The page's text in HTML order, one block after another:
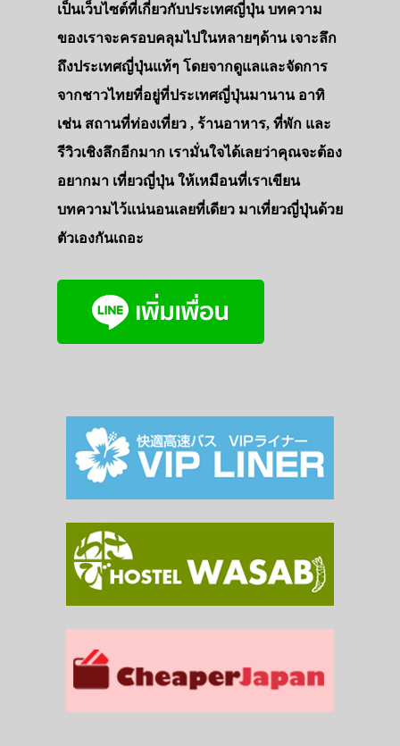
เป็นเว็บไซต์ที่เกี่ยวกับประเทศญี่ปุ่น บทความ
ของเราจะครอบคลุมไปในหลายๆด้าน เจาะลึก
ถึงประเทศญี่ปุ่นแท้ๆ โดยจากดูแลและจัดการ
จากชาวไทยที่อยู่ที่ประเทศญี่ปุ่นมานาน อาทิ
เช่น สถานที่ท่องเที่ยว , ร้านอาหาร, ที่พัก และ
รีวิวเชิงลึกอีกมาก เรามั่นใจได้เลยว่าคุณจะต้อง
อยากมา เที่ยวญี่ปุ่น ให้เหมือนที่เราเขียน
บทความไว้แน่นอนเลยที่เดียว มาเที่ยวญี่ปุ่นด้วย
ตัวเองกันเถอะ